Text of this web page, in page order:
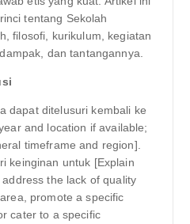
tentang Sekolah
filosofi, kurikulum, kegiatan
dan tantangannya.
dapat ditelusuri kembali ke
and location if available;
timeframe and region].
keinginan untuk [Explain
the lack of quality
promote a specific
cater to a specific